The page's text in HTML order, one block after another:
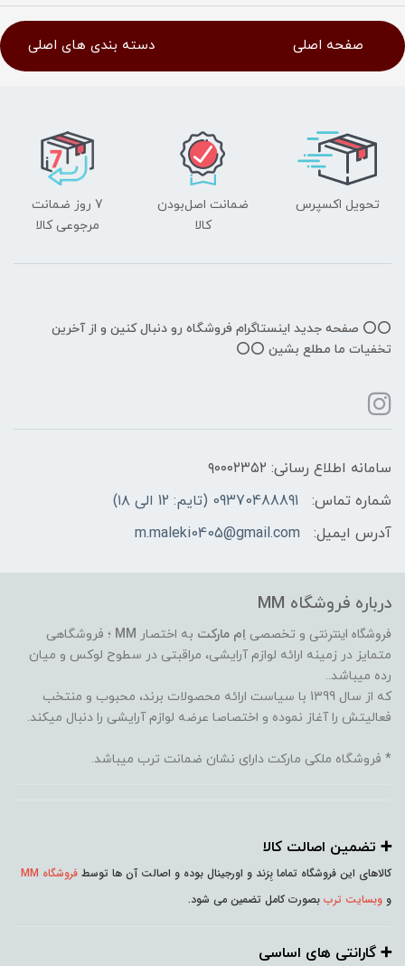
صفحه اصلی دسته بندی های اصلی
تحویل اکسپرس
ضمانت اصل‌بودن
کالا
7 روز ضمانت
مرجوعی کالا
⭕️⭕️ صفحه جدید اینستاگرام فروشگاه رو دنبال کنین و از آخرین
تخفیات ما مطلع بشین ⭕️⭕️
سامانه اطلاع رسانی: ۹۰۰۰۲۳۵۲
شماره تماس:
09370488891 (تایم: 12 الی ۱۸)
آدرس ایمیل:
m.maleki0405@gmail.com
درباره فروشگاه MM
فروشگاه اینترنتی و تخصصی اِم مارکت به اختصار MM ؛ فروشگاهی
متمایز در زمینه ارائه لوازم آرایشی، مراقبتی در سطوح لوکس و میان
رده میباشد..
که از سال 1399 با سیاست ارائه محصولات برند، محبوب و منتخب
فعالیتش را آغاز نموده و اختصاصا عرضه لوازم آرایشی را دنبال میکند.
* فروشگاه ملکی مارکت دارای نشان ضمانت ترب میباشد.
➕️ تضمین اصالت کالا
کالاهای این فروشگاه تماما بِرَند و اورجینال بوده و اصالت آن ها توسط فروشگاه MM
و وبسایت ترب بصورت کامل تضمین می شود.
➕️ گارانتی های اساسی